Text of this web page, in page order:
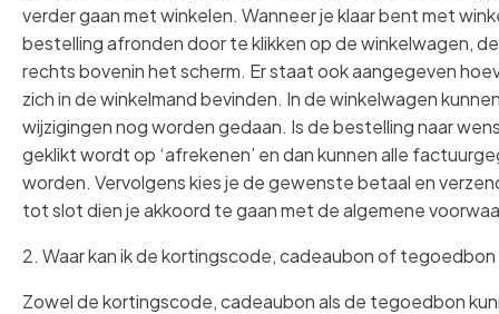
verder gaan met winkelen. Wanneer je klaar bent met
bestelling afronden door te klikken op de winkelwagen,
rechts bovenin het scherm. Er staat ook aangegeven
zich in de winkelmand bevinden. In de winkelwagen
wijzigingen nog worden gedaan. Is de bestelling naar
geklikt wordt op ‘afrekenen’ en dan kunnen alle
worden. Vervolgens kies je de gewenste betaal en
tot slot dien je akkoord te gaan met de algemene
2. Waar kan ik de kortingscode, cadeaubon of tegoedbon
Zowel de kortingscode, cadeaubon als de tegoedbon